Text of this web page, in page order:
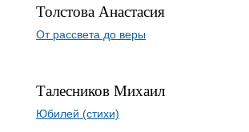
Толстова Анастасия
От рассвета до веры
Талесников Михаил
Юбилей (стихи)